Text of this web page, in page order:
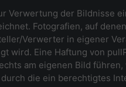
Verwertung der Bildnisse
Fotografien, auf
Verwerter in eigener
wird. Eine Haftung von
am eigenen Bild
die ein berechtigtes